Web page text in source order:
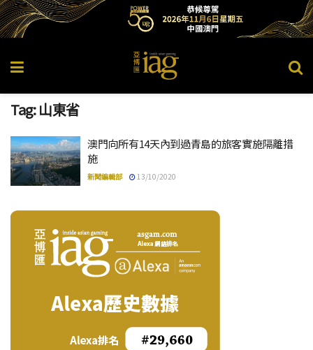
Tag:山東省
澳門向所有14天內到過青島的旅客實施隔離措
施
新聞編輯部 13/10/2020